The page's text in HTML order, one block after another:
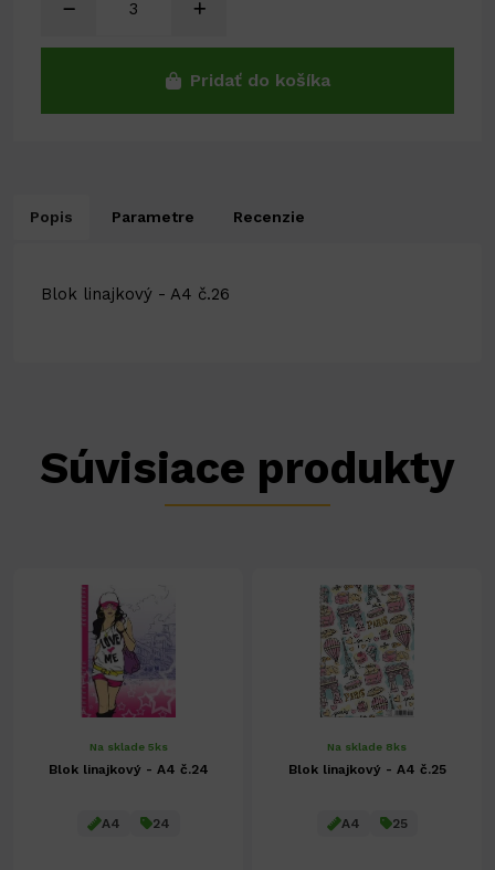
Pridať do košíka
Popis Parametre Recenzie
Blok linajkový - A4 č.26
Súvisiace produkty
Na sklade 5ks
Blok linajkový - A4 č.24
A4 24
Na sklade 8ks
Blok linajkový - A4 č.25
A4 25